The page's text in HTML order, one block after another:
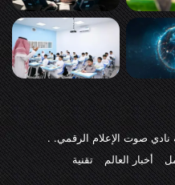
صوت الإعلام الرقمي. .
أخبار العالم تقنية